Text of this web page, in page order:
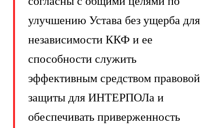
улучшению Устава без ущерба для
независимости ККФ и ее
способности служить
эффективным средством правовой
защиты для ИНТЕРПОЛа и
обеспечивать приверженность